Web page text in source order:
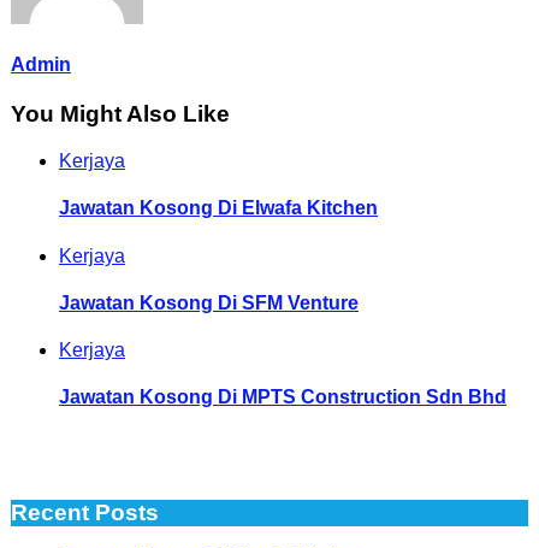
Admin
You Might Also Like
Kerjaya
Jawatan Kosong Di Elwafa Kitchen
Kerjaya
Jawatan Kosong Di SFM Venture
Kerjaya
Jawatan Kosong Di MPTS Construction Sdn Bhd
Recent Posts